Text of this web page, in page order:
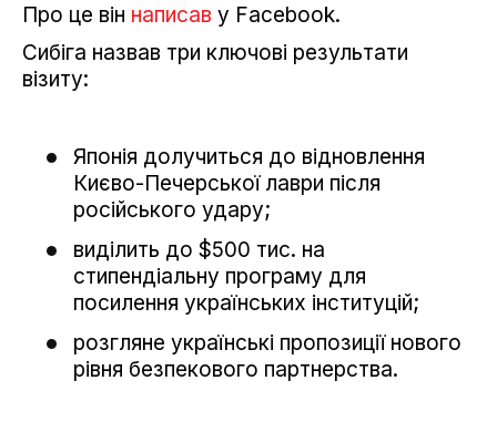
Про це він написав у Facebook.
Сибіга назвав три ключові результати
візиту:
Японія долучиться до відновлення
Києво-Печерської лаври після
російського удару;
виділить до $500 тис. на
стипендіальну програму для
посилення українських інституцій;
розгляне українські пропозиції нового
рівня безпекового партнерства.